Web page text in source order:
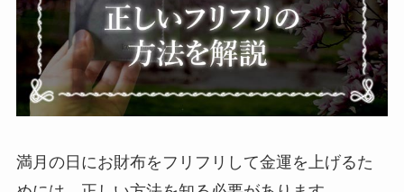
満月の日にお財布をフリフリして金運を上げるた